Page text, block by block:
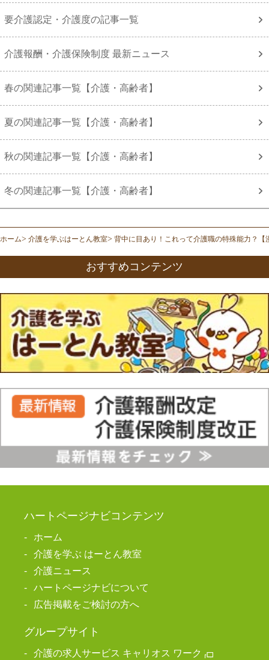
要介護認定・介護度の記事一覧
介護報酬・介護保険制度 最新ニュース
春の関連記事一覧【介護・高齢者】
夏の関連記事一覧【介護・高齢者】
秋の関連記事一覧【介護・高齢者】
冬の関連記事一覧【介護・高齢者】
ホーム 介護を学ぶはーとん教室 背中に目あり！これって介護職の特殊能力？【
おすすめコンテンツ
ハートページナビコンテンツ
ホーム
介護を学ぶ はーとん教室
介護ニュース
ハートページナビについて
広告掲載をご検討の方へ
グループサイト
介護の求人サービス キャリオス ワーク